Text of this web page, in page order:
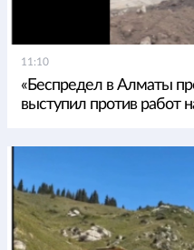
11:10
«Беспредел в Алматы
выступил против работ